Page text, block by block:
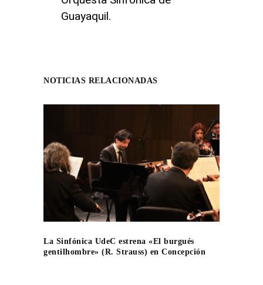
Guayaquil.
NOTICIAS RELACIONADAS
La Sinfónica UdeC estrena «El burgués
gentilhombre» (R. Strauss) en Concepción